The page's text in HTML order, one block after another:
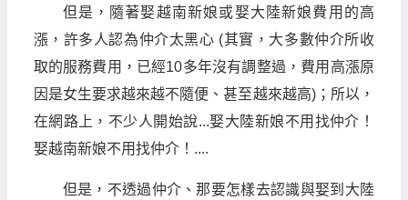
但是，隨著娶越南新娘或娶大陸新娘費用的高
漲，許多人認為仲介太黑心 (其實，大多數仲介所收
取的服務費用，已經10多年沒有調整過，費用高漲原
因是女生要求越來越不隨便、甚至越來越高)；所以，
在網路上，不少人開始說...娶大陸新娘不用找仲介！
娶越南新娘不用找仲介！....
但是，不透過仲介、那要怎樣去認識與娶到大陸